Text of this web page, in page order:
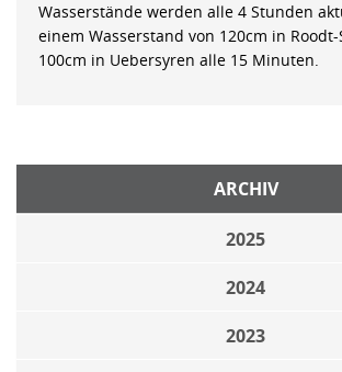
Wasserstände werden alle 4 Stunden
einem Wasserstand von 120cm in
100cm in Uebersyren alle 15 Minuten.
ARCHIV
2025
2024
2023